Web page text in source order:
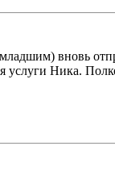
вновь
Ника.